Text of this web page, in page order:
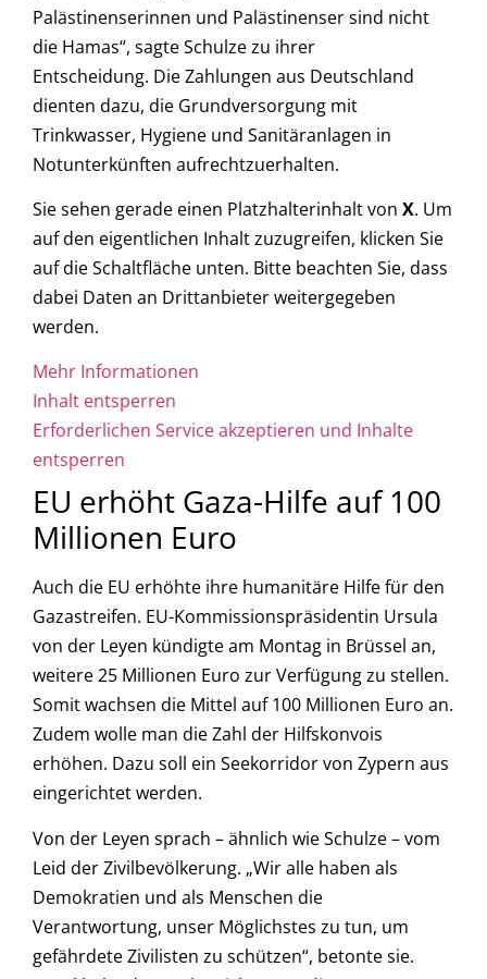
Palästinenserinnen und Palästinenser sind nicht
die Hamas“, sagte Schulze zu ihrer
Entscheidung. Die Zahlungen aus Deutschland
dienten dazu, die Grundversorgung mit
Trinkwasser, Hygiene und Sanitäranlagen in
Notunterkünften aufrechtzuerhalten.
Sie sehen gerade einen Platzhalterinhalt von X. Um
auf den eigentlichen Inhalt zuzugreifen, klicken Sie
auf die Schaltfläche unten. Bitte beachten Sie, dass
dabei Daten an Drittanbieter weitergegeben
werden.
Mehr Informationen
Inhalt entsperren
Erforderlichen Service akzeptieren und Inhalte
entsperren
EU erhöht Gaza-Hilfe auf 100
Millionen Euro
Auch die EU erhöhte ihre humanitäre Hilfe für den
Gazastreifen. EU-Kommissionspräsidentin Ursula
von der Leyen kündigte am Montag in Brüssel an,
weitere 25 Millionen Euro zur Verfügung zu stellen.
Somit wachsen die Mittel auf 100 Millionen Euro an.
Zudem wolle man die Zahl der Hilfskonvois
erhöhen. Dazu soll ein Seekorridor von Zypern aus
eingerichtet werden.
Von der Leyen sprach – ähnlich wie Schulze – vom
Leid der Zivilbevölkerung. „Wir alle haben als
Demokratien und als Menschen die
Verantwortung, unser Möglichstes zu tun, um
gefährdete Zivilisten zu schützen“, betonte sie.